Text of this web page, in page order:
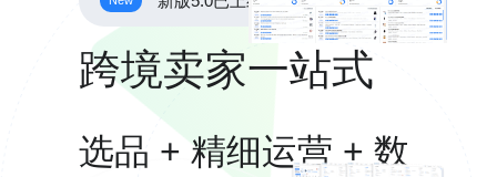
跨境卖家一站式
选品 + 精细运营 + 数